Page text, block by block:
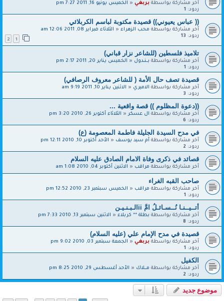
آخر مشاركة بواسطةبربغي« الخميس يونيو 16, 2011 7:27 pm
ردود:
(( عباس يعيوني)) قصيدة مكتوبة لباسم الكربلائي
آخر مشاركة بواسطةمحب الزهراء« الثلاثاء فبراير 08, 2011 12:06 am
ردود: 13
2
تلاميذ فلسطين (للشاعر نزار قباني)
آخر مشاركة بواسطةبــنــدول« الخميس يناير 20, 2011 2:17 pm
ردود:
قصيدة تصف حال الأمة ( للشاعر معروف الرصافي)
آخر مشاركة بواسطةالاميري« الاثنين يناير 10, 2011 9:19 am
ردود: 3
((دعوة المظلوم )) قصة واقعية ...
آخر مشاركة بواسطةال عسكر« الثلاثاء أكتوبر 26, 2010 3:20 pm
ردود: 6
في مدح السيدة الجليلة فاطمة المعصومة (ع)
آخر مشاركة بواسطةأم سيد يوسف« الأحد أكتوبر 10, 2010 12:11 pm
ردود: 2
قصائد في ذكرى وفاة الامام الصادق عليه السلام
آخر مشاركة بواسطةمراقب« الاثنين أكتوبر 04, 2010 1:08 am
صاحب القبه الغراء
آخر مشاركة بواسطةمراقب« الخميس سبتمبر 23, 2010 12:52 pm
ردود:
أتــيــنـا نُــسـائـلُ امَّ iiالـبـنـيـن
آخر مشاركة بواسطةبطلة ** كربلاء« الاثنين سبتمبر 13, 2010 7:33 pm
ردود: 8
قصيدة في مدح الإمام علي (عليه السلام)
آخر مشاركة بواسطةبربغي« الجمعة سبتمبر 03, 2010 9:02 pm
ردود:
الكفيل
آخر مشاركة بواسطةمــــلاك« الأحد أغسطس 29, 2010 8:25 pm
ردود: 2
موضوع جديد